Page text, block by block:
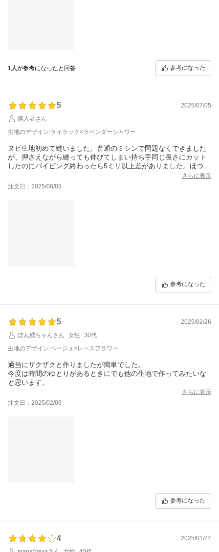
1人が参考になったと回答 参考になった
5
2025/07/05
購入者さん
生地のデザイン:ライラック×ラベンダーシャワー
ヌビ生地初めて縫いました。普通のミシンで問題なくできました
が、押さえながら縫っても伸びてしまい持ち手同じ長さにカット
したのにパイピング終わったら5ミリ以上差がありました。ほつれ
止めやガイド線のミシン、パイピングは丁寧にすることをお勧め
します。パイピング何カ所も縫うのでどんどん上達し最後の口布
さらに表示
注文日：2025/06/03
参考になった
5
2025/02/26
ぽん鱈ちゃんさん
女性
30代
生地のデザイン:ベージュ×レースフラワー
適当にザクザクと作りましたが簡単でした。
今度は時間のゆとりがあるときにでも他の生地で作ってみたいな
と思います。
さらに表示
注文日：2025/02/09
参考になった
4
2025/01/24